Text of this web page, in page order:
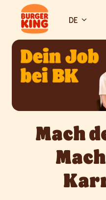
springenStartseite DE
Mach